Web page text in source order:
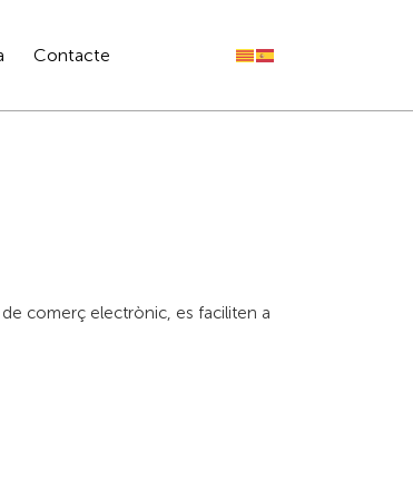
Contacte
comerç electrònic, es faciliten a